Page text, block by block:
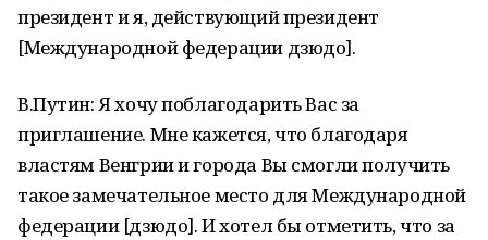
президент и я, действующий президент
[Международной федерации дзюдо].
В.Путин: Я хочу поблагодарить Вас за
приглашение. Мне кажется, что благодаря
властям Венгрии и города Вы смогли получить
такое замечательное место для Международной
федерации [дзюдо]. И хотел бы отметить, что за